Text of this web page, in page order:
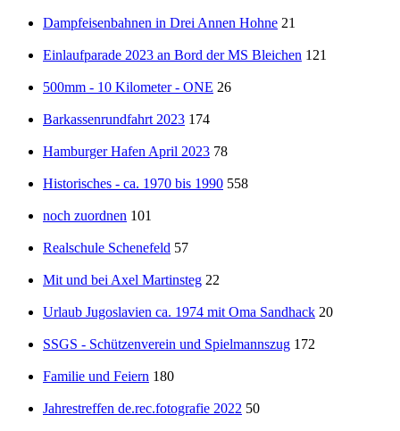
Dampfeisenbahnen in Drei Annen Hohne 21
Einlaufparade 2023 an Bord der MS Bleichen 121
500mm - 10 Kilometer - ONE 26
Barkassenrundfahrt 2023 174
Hamburger Hafen April 2023 78
Historisches - ca. 1970 bis 1990 558
noch zuordnen 101
Realschule Schenefeld 57
Mit und bei Axel Martinsteg 22
Urlaub Jugoslavien ca. 1974 mit Oma Sandhack 20
SSGS - Schützenverein und Spielmannszug 172
Familie und Feiern 180
Jahrestreffen de.rec.fotografie 2022 50